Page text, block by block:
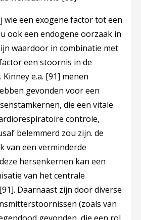
wie een exogene factor tot een
ook een endogene oorzaak in
waardoor in combinatie met
een stoornis in de
Kinney e.a. [91] menen
gevonden voor een
die een vitale
controle,
belemmerd zou zijn. de
van een verminderde
hersenkernen kan een
van het centrale
[91]. Daarnaast zijn door diverse
(zoals van